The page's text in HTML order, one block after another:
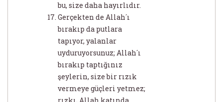
bu, size daha hayırlıdır.
Gerçekten de Allah´ı
bırakıp da putlara
tapıyor, yalanlar
uyduruyorsunuz; Allah´ı
bırakıp taptığınız
şeylerin, size bir rızık
vermeye güçleri yetmez;